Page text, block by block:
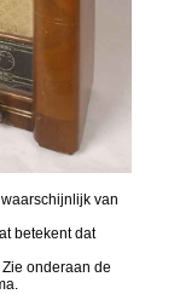
van
betekent dat
onderaan de